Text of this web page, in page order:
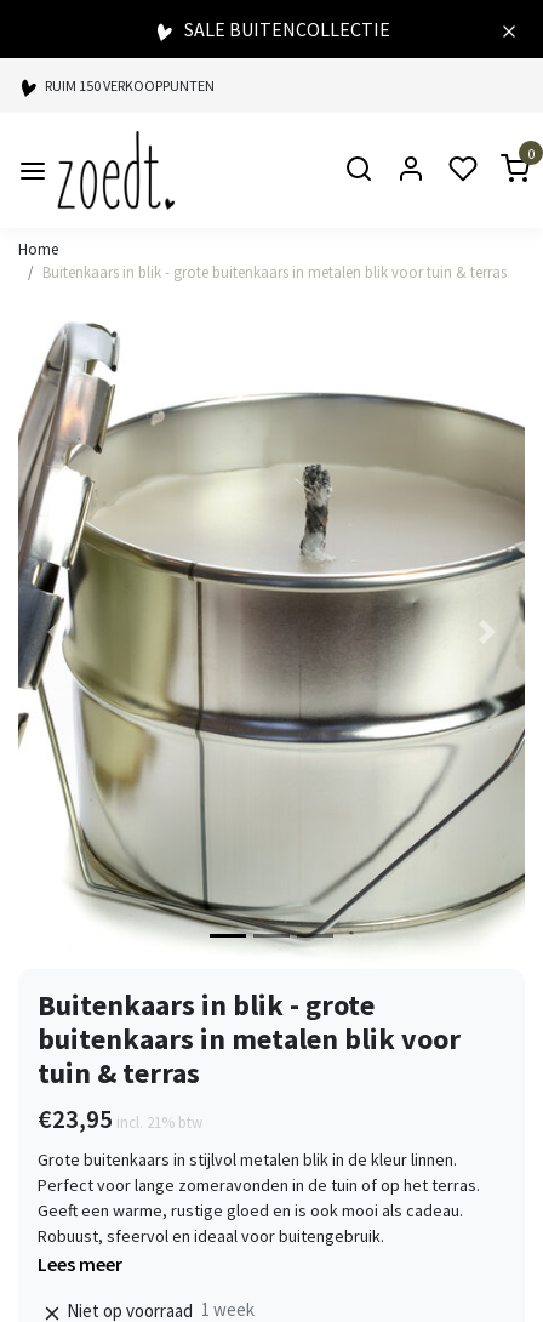
SALE BUITENCOLLECTIE
RUIM 150 VERKOOPPUNTEN
SPAARPUNTEN BIJ ELKE AANKOOP
SNELLE LEVERING
0
Home
Buitenkaars in blik - grote buitenkaars in metalen blik voor tuin & terras
Vorige
Buitenkaars in blik - grote
buitenkaars in metalen blik voor
tuin & terras
€23,95 incl. 21% btw
Grote buitenkaars in stijlvol metalen blik in de kleur linnen.
Perfect voor lange zomeravonden in de tuin of op het terras.
Geeft een warme, rustige gloed en is ook mooi als cadeau.
Robuust, sfeervol en ideaal voor buitengebruik.
Lees meer
Niet op voorraad 1 week